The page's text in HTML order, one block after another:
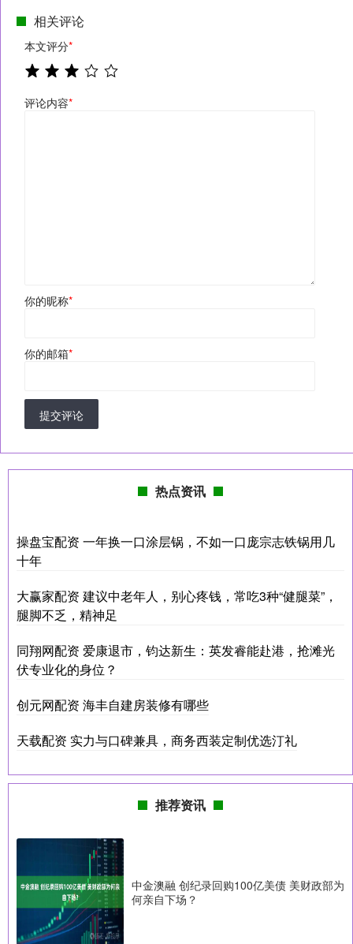
相关评论
本文评分*
评论内容*
你的昵称*
你的邮箱*
提交评论
热点资讯
操盘宝配资 一年换一口涂层锅，不如一口庞宗志铁锅用几
十年
大赢家配资 建议中老年人，别心疼钱，常吃3种“健腿菜”，
腿脚不乏，精神足
同翔网配资 爱康退市，钧达新生：英发睿能赴港，抢滩光
伏专业化的身位？
创元网配资 海丰自建房装修有哪些
天载配资 实力与口碑兼具，商务西装定制优选汀礼
推荐资讯
中金澳融 创纪录回购100亿美债 美财政部为
何亲自下场？